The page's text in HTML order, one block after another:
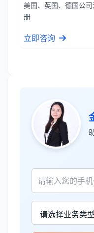
美国、英国、德国公司
册
立即咨询
张先生
服务专业高效
金兔国际帮我
律手